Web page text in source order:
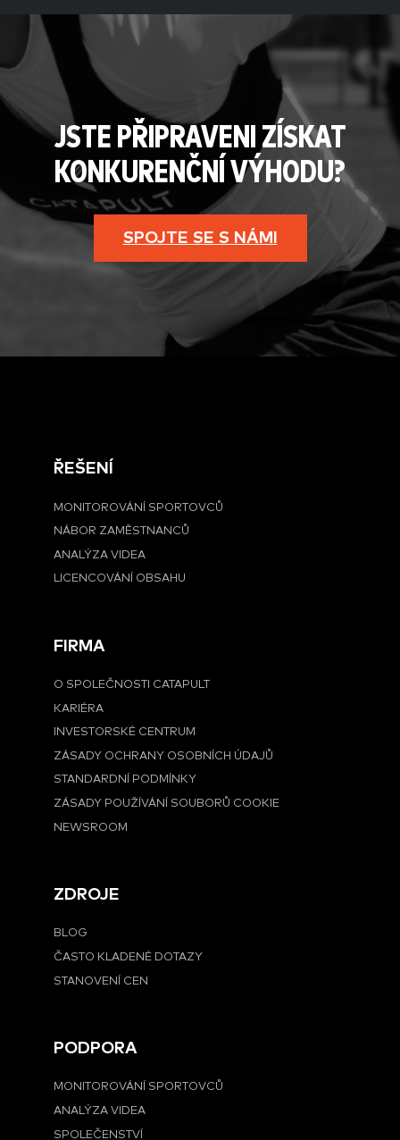
JSTE PŘIPRAVENI ZÍSKAT
KONKURENČNÍ VÝHODU?
SPOJTE SE S NÁMI
ŘEŠENÍ
MONITOROVÁNÍ SPORTOVCŮ
NÁBOR ZAMĚSTNANCŮ
ANALÝZA VIDEA
LICENCOVÁNÍ OBSAHU
FIRMA
O SPOLEČNOSTI CATAPULT
KARIÉRA
INVESTORSKÉ CENTRUM
ZÁSADY OCHRANY OSOBNÍCH ÚDAJŮ
STANDARDNÍ PODMÍNKY
ZÁSADY POUŽÍVÁNÍ SOUBORŮ COOKIE
NEWSROOM
ZDROJE
BLOG
ČASTO KLADENÉ DOTAZY
STANOVENÍ CEN
PODPORA
MONITOROVÁNÍ SPORTOVCŮ
ANALÝZA VIDEA
SPOLEČENSTVÍ